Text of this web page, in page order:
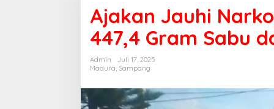
Narkoba
dalam
Pemusnahan
447,4
101
Pil
Ajakan Jauhi
447,4 Gram Sabu
Admin
Juli 17, 2025
Madura, Sampang